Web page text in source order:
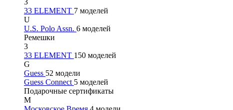
3
33 ELEMENT 7 моделей
U
U.S. Polo Assn. 6 моделей
Ремешки
3
33 ELEMENT 150 моделей
G
Guess 52 модели
Guess Connect 5 моделей
Подарочные сертификаты
М